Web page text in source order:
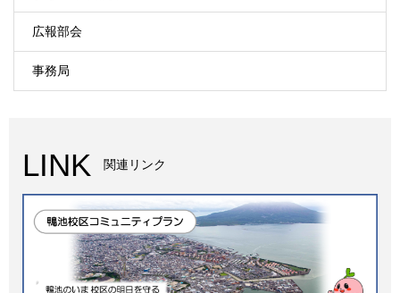
広報部会
事務局
LINK 関連リンク